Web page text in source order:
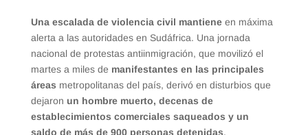
Una escalada de violencia civil mantiene en máxima
alerta a las autoridades en Sudáfrica. Una jornada
nacional de protestas antiinmigración, que movilizó el
martes a miles de manifestantes en las principales
áreas metropolitanas del país, derivó en disturbios que
dejaron un hombre muerto, decenas de
establecimientos comerciales saqueados y un
saldo de más de 900 personas detenidas.